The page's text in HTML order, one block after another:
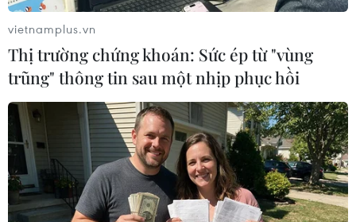
Đại hội XIII của Đảng.
Các tập đoàn, tổng ty, ngân hàng trong khối là
các doanh nghiệp nhà nước lớn có năng lực và
trách nhiệm đi đầu trong thực hiện chuyển đổi
số, vừa đảm bảo vai trò dẫn dắt và sự phát triển
bền vững của doanh nghiệp, vừa góp phần lan
tỏa, thực hiện thành công chuyển đổi số quốc
gia.
Tại Hội nghị, Bộ trưởng Bộ Thông tin và Truyền
vietnamplus.vn
Thị trường chứng khoán: Sức ép từ "vùng
trũng" thông tin sau một nhịp phục hồi